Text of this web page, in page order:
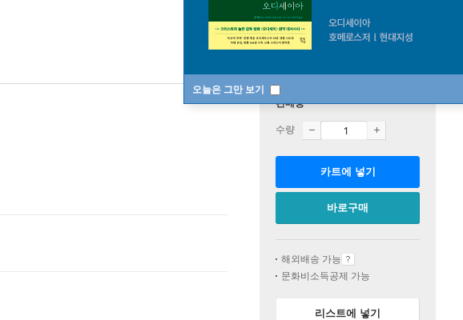
오늘은 그만 보기
판매중
수량
카트에 넣기
바로구매
해외배송 가능
문화비소득공제 가능
리스트에 넣기